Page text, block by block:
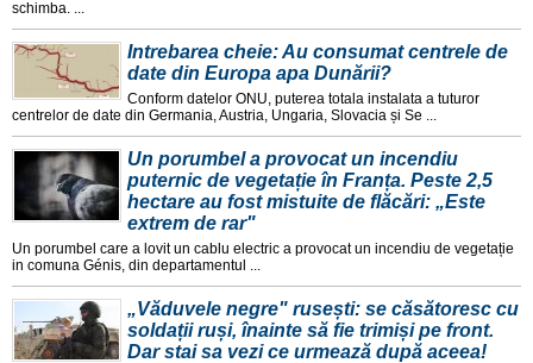
schimba. ...
Intrebarea cheie: Au consumat centrele de
date din Europa apa Dunării?
Conform datelor ONU, puterea totala instalata a tuturor
centrelor de date din Germania, Austria, Ungaria, Slovacia și Se ...
Un porumbel a provocat un incendiu
puternic de vegetație în Franța. Peste 2,5
hectare au fost mistuite de flăcări: „Este
extrem de rar"
Un porumbel care a lovit un cablu electric a provocat un incendiu de vegetație
in comuna Génis, din departamentul ...
„Văduvele negre" rusești: se căsătoresc cu
soldații ruși, înainte să fie trimiși pe front.
Dar stai sa vezi ce urmează după aceea!